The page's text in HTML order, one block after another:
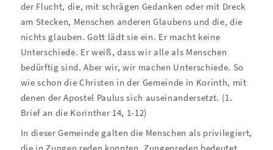
der Flucht, die, mit schrägen Gedanken oder mit Dreck
am Stecken, Menschen anderen Glaubens und die, die
nichts glauben. Gott lädt sie ein. Er macht keine
Unterschiede. Er weiß, dass wir alle als Menschen
bedürftig sind. Aber wir, wir machen Unterschiede. So
wie schon die Christen in der Gemeinde in Korinth, mit
denen der Apostel Paulus sich auseinandersetzt. (1.
Brief an die Korinther 14, 1-12)
In dieser Gemeinde galten die Menschen als privilegiert,